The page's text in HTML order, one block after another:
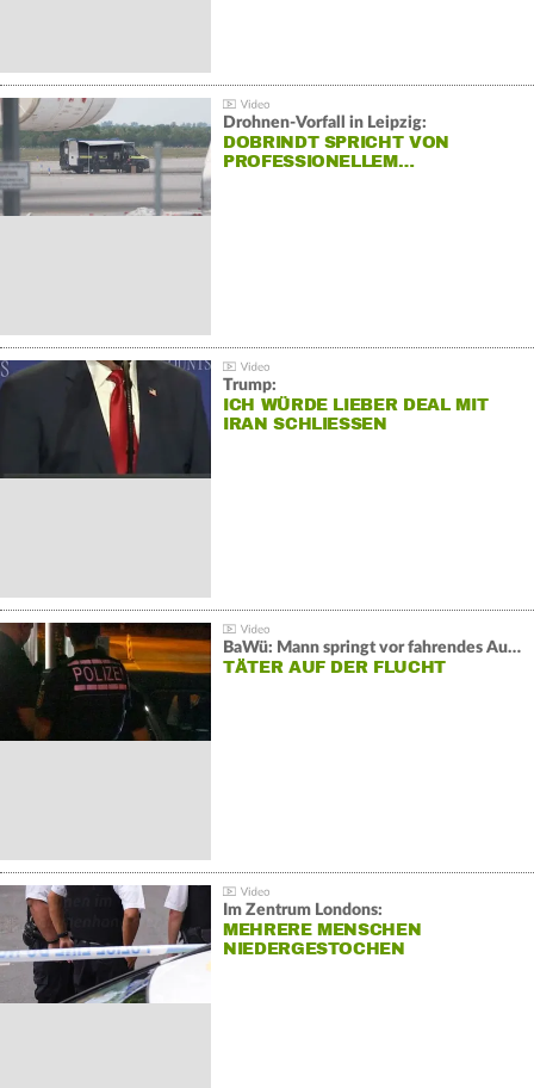
Drohnen-Vorfall in Leipzig:
DOBRINDT SPRICHT VON
PROFESSIONELLEM…
Trump:
ICH WÜRDE LIEBER DEAL MIT
IRAN SCHLIESSEN
BaWü: Mann springt vor fahrendes Auto und schießt
TÄTER AUF DER FLUCHT
Im Zentrum Londons:
MEHRERE MENSCHEN
NIEDERGESTOCHEN